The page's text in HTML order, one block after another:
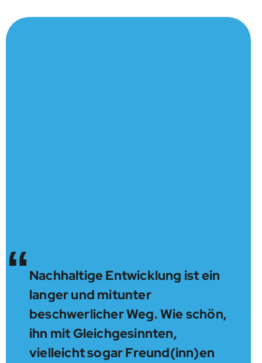
“Nachhaltige Entwicklung ist ein
langer und mitunter
beschwerlicher Weg. Wie schön,
ihn mit Gleichgesinnten,
vielleicht sogar Freund(inn)en